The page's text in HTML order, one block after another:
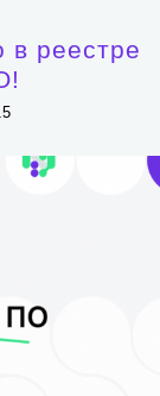
в реестре